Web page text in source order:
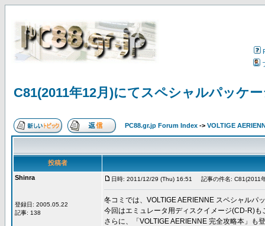
C81(2011年12月)にてスペシャルパッケ
PC88.gr.jp Forum Index -> VOLTIGE
投稿者
Shinra
登録日: 2005.05.22
記事: 138
日時: 2011/12/29 (Thu) 16:51 記事の件名: C81(2011
冬コミでは、VOLTIGE AERIENNE スペシャルパ
今回はエミュレータ用ディスクイメージ(CD-R)も
さらに、「VOLTIGE AERIENNE 完全攻略本」も